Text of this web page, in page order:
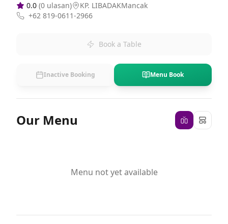
0.0 (0 ulasan)
KP. LIBADAKMancak
+62 819-0611-2966
Book a Table
Inactive Booking Menu Book
Our Menu
Menu not yet available